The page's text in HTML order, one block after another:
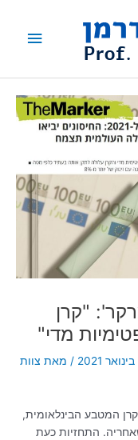
ראשי
"קרן
מדי"
/ מאת צוות
המטבע הבינלאומית,
התחזיות כעת